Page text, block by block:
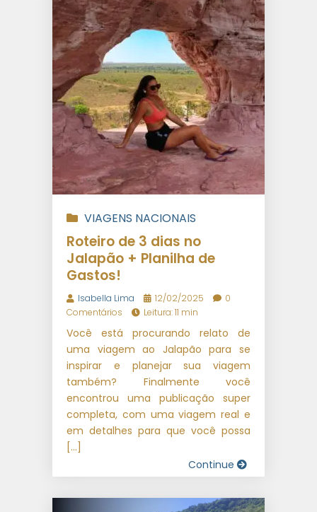
VIAGENS NACIONAIS
Roteiro de 3 dias no
Jalapão + Planilha de
Gastos!
Isabella Lima 12/02/2025
0
Comentários
Leitura: 11 min
Você está procurando relato de
uma viagem ao Jalapão para se
inspirar e planejar sua viagem
também? Finalmente você
encontrou uma publicação super
completa, com uma viagem real e
em detalhes para que você possa
[…]
Continue